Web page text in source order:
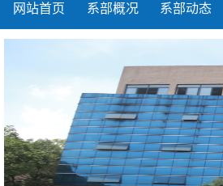
网站首页 系部概况 系部动态